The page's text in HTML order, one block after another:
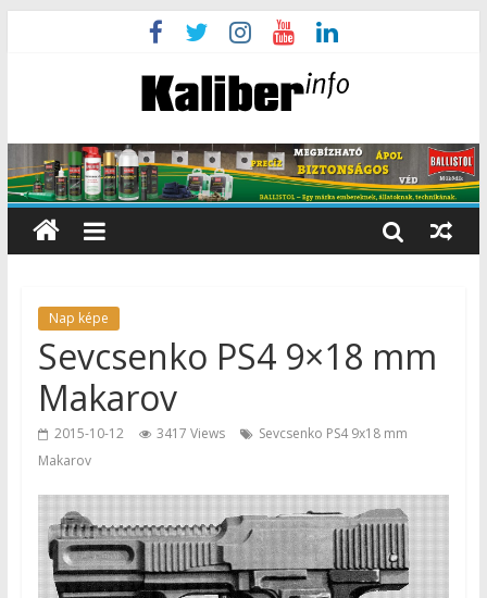
Nap képe
Sevcsenko PS4 9×18 mm
Makarov
2015-10-12 3417 Views
Sevcsenko PS4 9x18 mm
Makarov